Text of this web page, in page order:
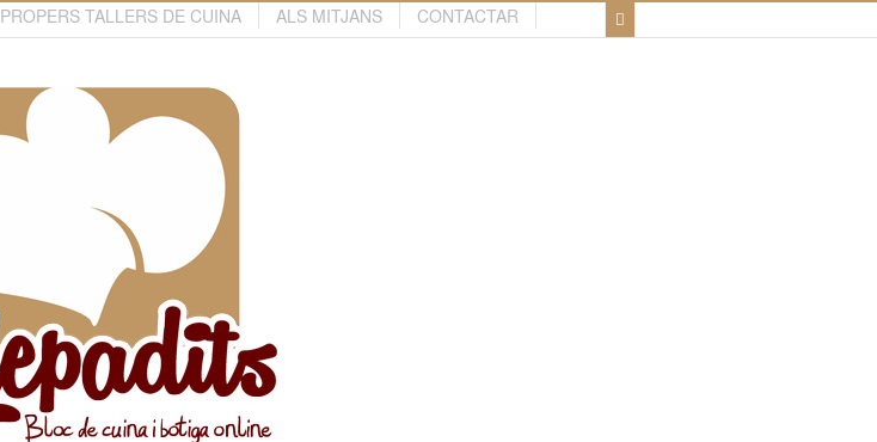
PROPERS TALLERS DE CUINA ALS MITJANS CONTACTAR